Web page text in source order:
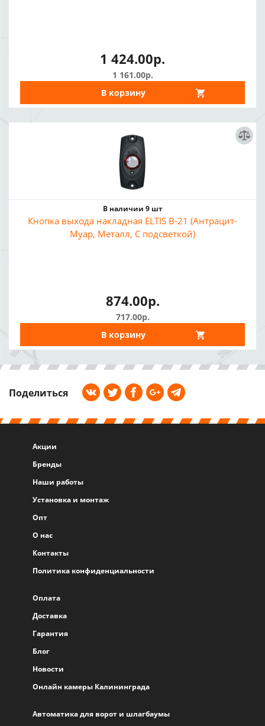
1 424.00р.
1 161.00р.
В корзину
В наличии 9 шт
Кнопка выхода накладная ELTIS В-21 (Антрацит-
Муар, Металл, С подсветкой)
874.00р.
717.00р.
В корзину
Поделиться
Акции
Бренды
Наши работы
Установка и монтаж
Опт
О нас
Контакты
Политика конфиденциальности
Оплата
Доставка
Гарантия
Блог
Новости
Онлайн камеры Калининграда
Автоматика для ворот и шлагбаумы